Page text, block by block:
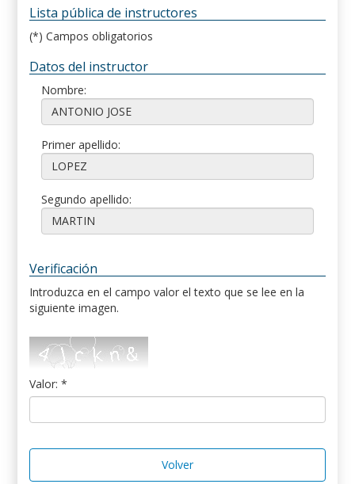
Lista pública de instructores
(*) Campos obligatorios
Datos del instructor
Nombre:
Primer apellido:
Segundo apellido:
Verificación
Introduzca en el campo valor el texto que se lee en la
siguiente imagen.
Valor: *
Volver